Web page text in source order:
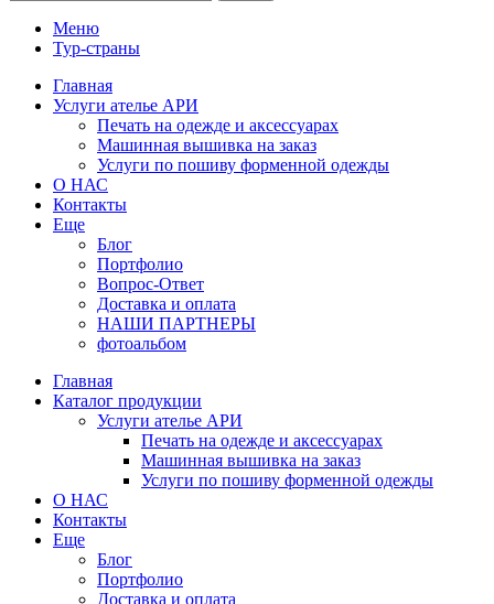
Меню
Тур-страны
Главная
Услуги ателье АРИ
Печать на одежде и аксессуарах
Машинная вышивка на заказ
Услуги по пошиву форменной одежды
О НАС
Контакты
Еще
Блог
Портфолио
Вопрос-Ответ
Доставка и оплата
НАШИ ПАРТНЕРЫ
фотоальбом
Главная
Каталог продукции
Услуги ателье АРИ
Печать на одежде и аксессуарах
Машинная вышивка на заказ
Услуги по пошиву форменной одежды
О НАС
Контакты
Еще
Блог
Портфолио
Доставка и оплата